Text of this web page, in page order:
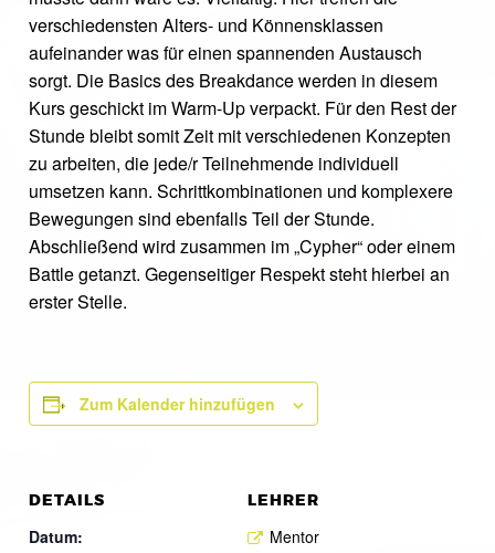
verschiedensten Alters- und Könnensklassen
aufeinander was für einen spannenden Austausch
sorgt. Die Basics des Breakdance werden in diesem
Kurs geschickt im Warm-Up verpackt. Für den Rest der
Stunde bleibt somit Zeit mit verschiedenen Konzepten
zu arbeiten, die jede/r Teilnehmende individuell
umsetzen kann. Schrittkombinationen und komplexere
Bewegungen sind ebenfalls Teil der Stunde.
Abschließend wird zusammen im „Cypher“ oder einem
Battle getanzt. Gegenseitiger Respekt steht hierbei an
erster Stelle.
Zum Kalender hinzufügen
DETAILS
Datum:
LEHRER
Mentor